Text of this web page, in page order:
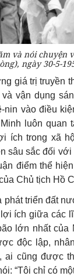
và nói chuyện
ngày 30-5-
giá trị truyền
vận dụng
nin vào điều
luôn quan
ích trong xã
sâu sắc đối
điểm thể
Chủ tịch Hồ
phát triển đất
ích giữa các
lớn nhất của
độc lập,
ai cũng được
“Tôi chỉ có